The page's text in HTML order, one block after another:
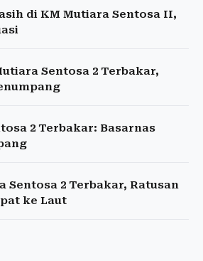
di KM Mutiara Sentosa II,
Sentosa 2 Terbakar,
2 Terbakar: Basarnas
Sentosa 2 Terbakar, Ratusan
ke Laut